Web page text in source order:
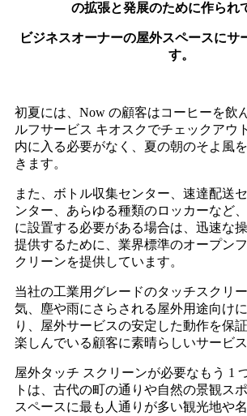
の拡張と発展のために作られ
ビジネスオーナーの屋外スペースにサ
す。
初夏には、Now の顧客はコーヒーを飲
ルフサービス キオスクでチェックアウ
内に入る必要がなく、夏の朝のそよ風
きます。
また、ボトル収集センター、速達配送
ンター、あらゆる種類のロッカーなど
に設置する必要がある場合は、迅速な
提供するために、業界標準のオープン
クリーンを提供しています。
当社の工業用グレードのタッチスクリ
気、塵や雨にさらされる屋外用途向け
り、屋外サービスの安定した動作を保
楽しんでいる顧客に素晴らしいサービ
屋外タッチ スクリーンが必要なもう 1
トは、古代の町の通りや自然の景観ス
スペースに最も人通りが多い観光地や